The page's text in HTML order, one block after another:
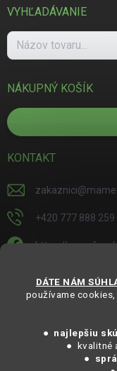
DÁTE NÁM
používame
● najlepšiu
● kvalitné
●
VYHĽADÁVANIE
NÁKUPNÝ KOŠÍK
KONTAKT
zakaznici@
+420 777 888 259
https://
https://
@mamechut.czsk